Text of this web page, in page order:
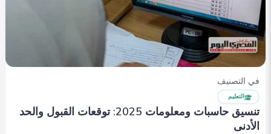
التعليم
تنسيق المرحلة الثالثة 2025: فرصتك الأخيرة للالتحاق
بالجامعات والمعاهد
Yasmen alaa
في التصنيف
التعليم
تنسيق حاسبات ومعلومات 2025: توقعات القبول والحد
الأدنى